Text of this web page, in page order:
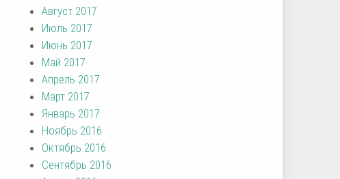
Август 2017
Июль 2017
Июнь 2017
Май 2017
Апрель 2017
Март 2017
Январь 2017
Ноябрь 2016
Октябрь 2016
Сентябрь 2016